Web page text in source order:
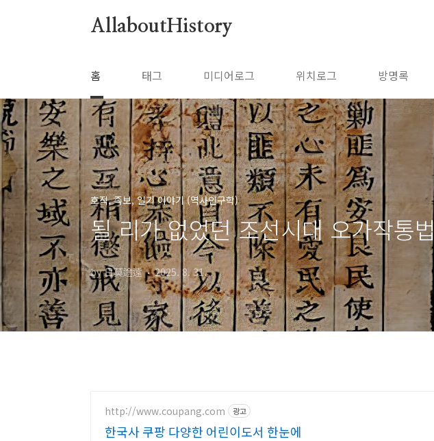
AllaboutHistory
홈 태그 미디어로그 위치로그 방명록
호적, 족보, 일기 이야기 (역사인구학)
될 리가 없었던 조선시대 오가작통법
by 日莫途遠 2025. 8. 31.
http://www.coupang.com 광고
한국사 쿠팡 다양한 어린이도서 한눈에